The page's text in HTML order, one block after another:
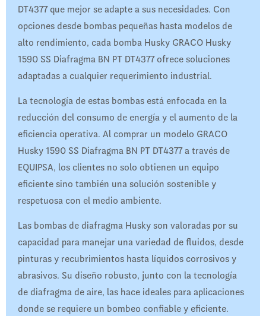
DT4377 que mejor se adapte a sus necesidades. Con
opciones desde bombas pequeñas hasta modelos de
alto rendimiento, cada bomba Husky GRACO Husky
1590 SS Diafragma BN PT DT4377 ofrece soluciones
adaptadas a cualquier requerimiento industrial.
La tecnología de estas bombas está enfocada en la
reducción del consumo de energía y el aumento de la
eficiencia operativa. Al comprar un modelo GRACO
Husky 1590 SS Diafragma BN PT DT4377 a través de
EQUIPSA, los clientes no solo obtienen un equipo
eficiente sino también una solución sostenible y
respetuosa con el medio ambiente.
Las bombas de diafragma Husky son valoradas por su
capacidad para manejar una variedad de fluidos, desde
pinturas y recubrimientos hasta líquidos corrosivos y
abrasivos. Su diseño robusto, junto con la tecnología
de diafragma de aire, las hace ideales para aplicaciones
donde se requiere un bombeo confiable y eficiente.